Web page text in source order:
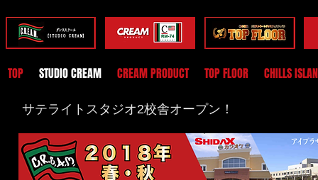
TOP STUDIO CREAM CREAM PRODUCT TOP FLOOR CHILLS
サテライトスタジオ2校舎オープン！